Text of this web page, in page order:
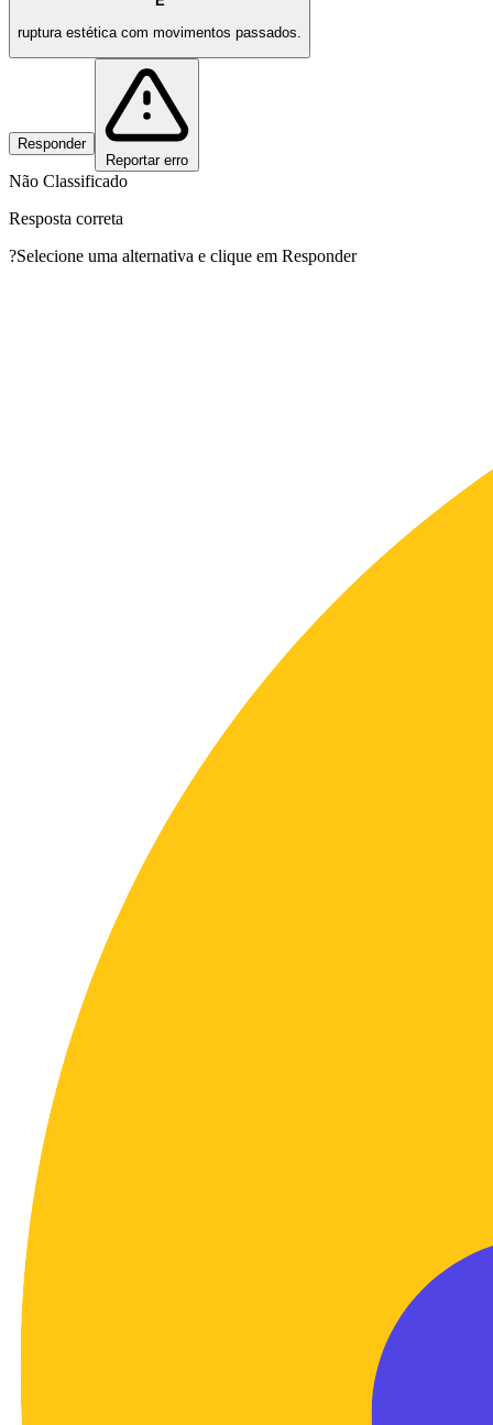
ruptura estética com movimentos passados.
Responder
Reportar erro
Não Classificado
Resposta correta
?Selecione uma alternativa e clique em Responder